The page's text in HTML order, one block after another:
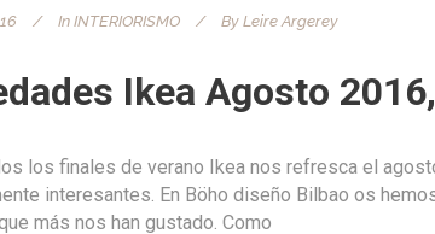
In INTERIORISMO By Leire Argerey
Ikea Agosto
los finales de verano Ikea nos refresca el
interesantes. En Böho diseño Bilbao os
más nos han gustado. Como